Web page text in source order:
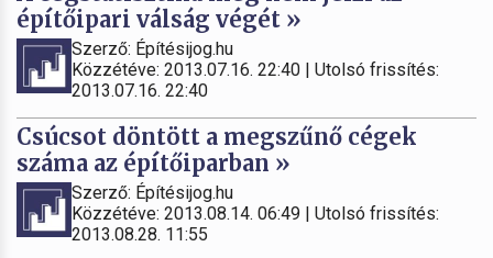
építőipari válság végét »
Szerző: Építésijog.hu
Közzétéve: 2013.07.16. 22:40 | Utolsó frissítés:
2013.07.16. 22:40
Csúcsot döntött a megszűnő cégek
száma az építőiparban »
Szerző: Építésijog.hu
Közzétéve: 2013.08.14. 06:49 | Utolsó frissítés:
2013.08.28. 11:55